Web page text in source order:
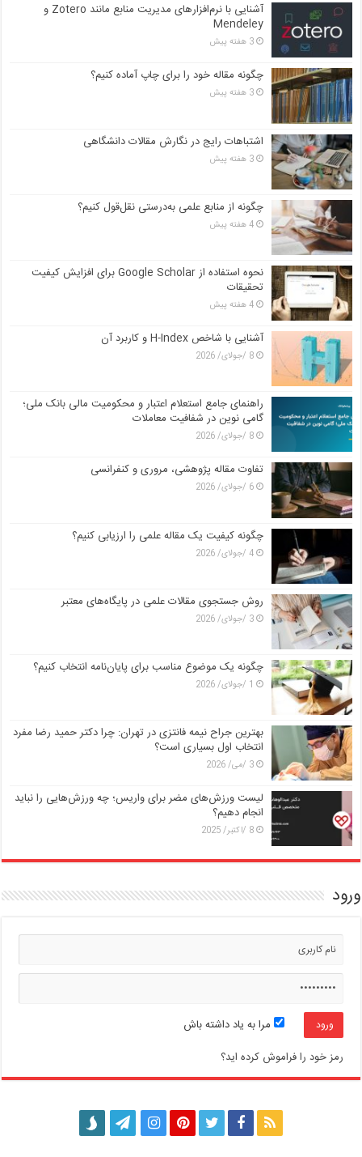
آشنایی با نرم‌افزارهای مدیریت منابع مانند Zotero و
Mendeley
3 هفته پیش
چگونه مقاله خود را برای چاپ آماده کنیم؟
3 هفته پیش
اشتباهات رایج در نگارش مقالات دانشگاهی
3 هفته پیش
چگونه از منابع علمی به‌درستی نقل‌قول کنیم؟
4 هفته پیش
نحوه استفاده از Google Scholar برای افزایش کیفیت
تحقیقات
4 هفته پیش
آشنایی با شاخص H-Index و کاربرد آن
8 /جولای/ 2026
راهنمای جامع استعلام اعتبار و محکومیت مالی بانک ملی؛
گامی نوین در شفافیت معاملات
8 /جولای/ 2026
تفاوت مقاله پژوهشی، مروری و کنفرانسی
6 /جولای/ 2026
چگونه کیفیت یک مقاله علمی را ارزیابی کنیم؟
4 /جولای/ 2026
روش جستجوی مقالات علمی در پایگاه‌های معتبر
3 /جولای/ 2026
چگونه یک موضوع مناسب برای پایان‌نامه انتخاب کنیم؟
1 /جولای/ 2026
بهترین جراح نیمه فانتزی در تهران: چرا دکتر حمید رضا مفرد
انتخاب اول بسیاری است؟
3 /می/ 2026
لیست ورزش‌های مضر برای واریس؛ چه ورزش‌هایی را نباید
انجام دهیم؟
8 /اکتبر/ 2025
ورود
مرا به یاد داشته باش
رمز خود را فراموش کرده اید؟